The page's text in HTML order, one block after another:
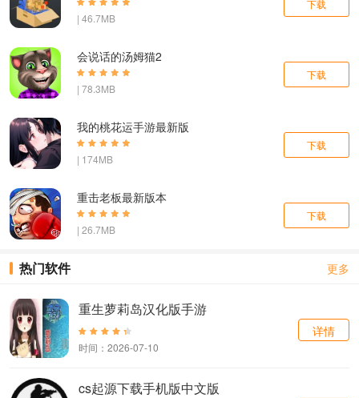
| 46.7MB
下载
会说话的汤姆猫2
| 78.3MB
下载
我的桃花运手游最新版
| 174MB
下载
重击老板最新版本
| 26.7MB
下载
热门软件 更多
重生萝莉岛汉化版手游
时间：2026-07-10
详情
cs起源下载手机版中文版